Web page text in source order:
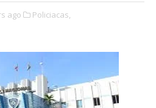
ago Policiacas,